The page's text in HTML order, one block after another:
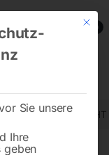
0
Scherenhubtisch
Mit
Sie unsere
Ihre
geben